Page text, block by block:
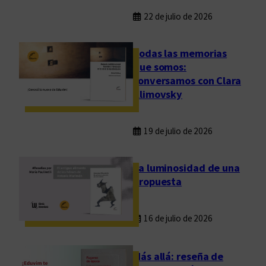
22 de julio de 2026
Todas las memorias
que somos:
conversamos con Clara
Klimovsky
19 de julio de 2026
La luminosidad de una
propuesta
16 de julio de 2026
Más allá: reseña de